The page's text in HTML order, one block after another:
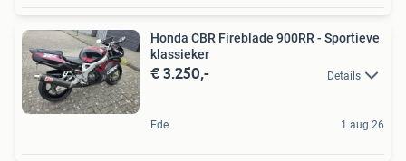
Honda CBR Fireblade 900RR - Sportieve
klassieker
€ 3.250,- Details
Ede 1 aug 26